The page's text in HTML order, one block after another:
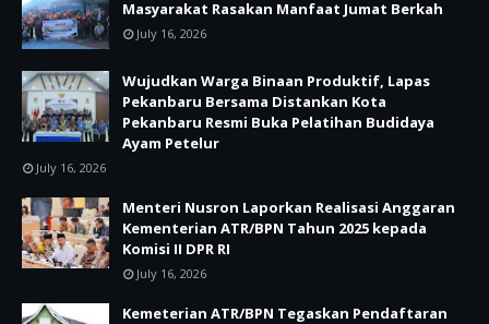
Masyarakat Rasakan Manfaat Jumat Berkah
July 16, 2026
Wujudkan Warga Binaan Produktif, Lapas
Pekanbaru Bersama Distankan Kota
Pekanbaru Resmi Buka Pelatihan Budidaya
Ayam Petelur
July 16, 2026
Menteri Nusron Laporkan Realisasi Anggaran
Kementerian ATR/BPN Tahun 2025 kepada
Komisi II DPR RI
July 16, 2026
Kemeterian ATR/BPN Tegaskan Pendaftaran